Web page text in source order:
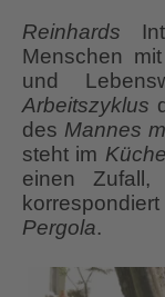
Reinhards
Menschen
und
Arbeitszyklus
des Mannes
steht im
einen
Pergola.